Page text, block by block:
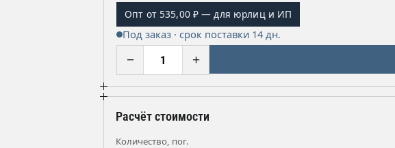
Опт от 535,00 ₽ — для юрлиц и ИП
Под заказ · срок поставки 14 дн.
− +
Расчёт стоимости
Количество, пог.